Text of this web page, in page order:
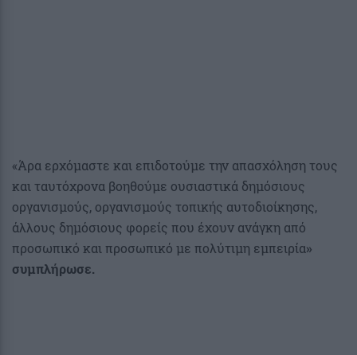
«Άρα ερχόμαστε και επιδοτούμε την απασχόληση τους
και ταυτόχρονα βοηθούμε ουσιαστικά δημόσιους
οργανισμούς, οργανισμούς τοπικής αυτοδιοίκησης,
άλλους δημόσιους φορείς που έχουν ανάγκη από
προσωπικό και προσωπικό με πολύτιμη εμπειρία»
συμπλήρωσε.